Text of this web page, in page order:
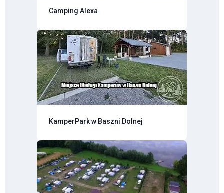
Camping Alexa
KamperPark w Baszni Dolnej